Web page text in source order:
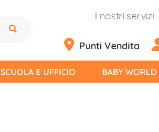
I nostri servizi
Punti Vendita
SCUOLA E UFFICIO BABY WORLD